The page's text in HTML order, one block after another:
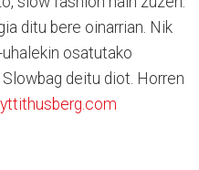
ditu bere oinarrian. Nik
osatutako
deitu diot. Horren